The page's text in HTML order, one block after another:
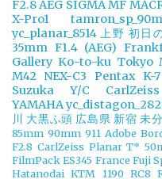
F2.8 AEG SIGMA MF
X-Pro1
yc_planar_8514 上野 初日
35mm F1.4 (AEG)
Gallery Ko-to-ku Tokyo
M42 NEX-C3 Pentax K-7
Suzuka
Y/C
YAMAHA
川 大黒ふ頭 広島県 新宿 未
85mm 90mm 911 Adobe
F2.8 CarlZeiss Planar T*
FilmPack ES345 France Fuji
Hatanodai KTM 1190 RC8